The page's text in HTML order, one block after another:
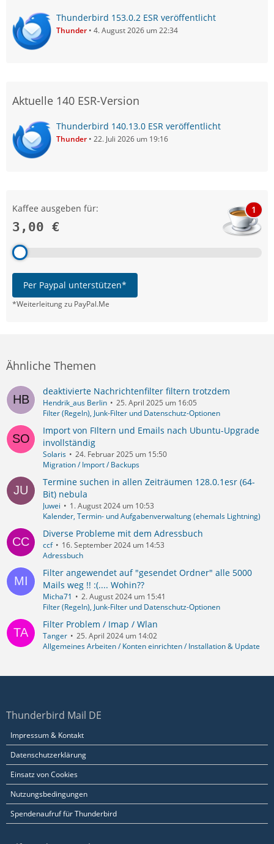
Thunderbird 153.0.2 ESR veröffentlicht
Thunder 4. August 2026 um 22:34
Aktuelle 140 ESR-Version
Thunderbird 140.13.0 ESR veröffentlicht
Thunder 22. Juli 2026 um 19:16
Kaffee ausgeben für:
3,00 €
1
Per Paypal unterstützen*
*Weiterleitung zu PayPal.Me
Ähnliche Themen
deaktivierte Nachrichtenfilter filtern trotzdem
Hendrik_aus Berlin
25. April 2025 um 16:05
Filter (Regeln), Junk-Filter und Datenschutz-Optionen
Import von FIltern und Emails nach Ubuntu-Upgrade
invollständig
Solaris
24. Februar 2025 um 15:50
Migration / Import / Backups
Termine suchen in allen Zeiträumen 128.0.1esr (64-
Bit) nebula
Juwei
1. August 2024 um 10:53
Kalender, Termin- und Aufgabenverwaltung (ehemals Lightning)
Diverse Probleme mit dem Adressbuch
ccf
16. September 2024 um 14:53
Adressbuch
Filter angewendet auf "gesendet Ordner" alle 5000
Mails weg !! :(.... Wohin??
Micha71
2. August 2024 um 15:41
Filter (Regeln), Junk-Filter und Datenschutz-Optionen
Filter Problem / Imap / Wlan
Tanger
25. April 2024 um 14:02
Allgemeines Arbeiten / Konten einrichten / Installation & Update
Thunderbird Mail DE
Impressum & Kontakt
Datenschutzerklärung
Einsatz von Cookies
Nutzungsbedingungen
Spendenaufruf für Thunderbird